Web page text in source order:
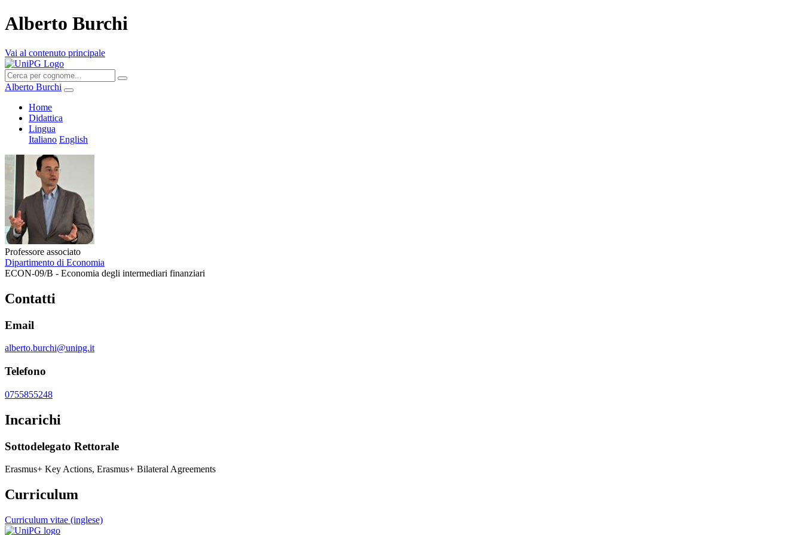
Alberto Burchi
Vai al contenuto principale
Alberto Burchi
Home
Didattica
Lingua
Italiano English
Professore associato
Dipartimento di Economia
ECON-09/B - Economia degli intermediari finanziari
Contatti
Email
alberto.burchi@unipg.it
Telefono
0755855248
Incarichi
Sottodelegato Rettorale
Erasmus+ Key Actions, Erasmus+ Bilateral Agreements
Curriculum
Curriculum vitae (inglese)